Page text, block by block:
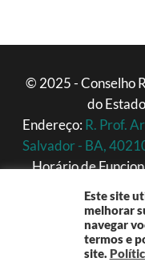
© 2025 - Conselho
do
Endereço: R. Prof.
Salvador - BA,
Horário de
Este site
melhorar
navegar
termos e
site.